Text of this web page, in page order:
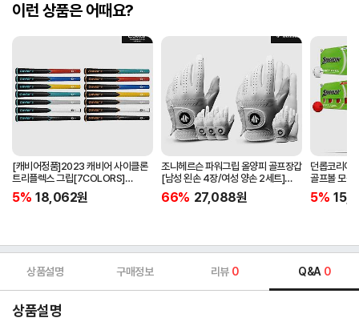
이런 상품은 어때요?
[캐비어정품]2023 캐비어 사이클론
트리플렉스 그립[7COLORS]
[라운드][39g/42g/46g/50g]
[R/S 토크]
5% 18,062원
조니헤르슨 파워그립 올양피 골프장갑
[남성 왼손 4장/여성 양손 2세트]
[화이트][케이스포함]
66% 27,088원
던롭코리아
골프볼 모
[2피스/12
5%
상품설명 구매정보 리뷰 0 Q&A 0
상품설명